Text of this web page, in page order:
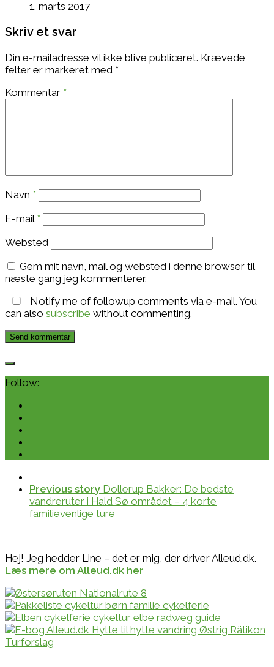
1. marts 2017
Skriv et svar
Din e-mailadresse vil ikke blive publiceret. Krævede
felter er markeret med *
Kommentar *
Navn *
E-mail *
Websted
Gem mit navn, mail og websted i denne browser til
næste gang jeg kommenterer.
Notify me of followup comments via e-mail. You
can also subscribe without commenting.
Follow:
Previous story Dollerup Bakker: De bedste
vandreruter i Hald Sø området – 4 korte
familievenlige ture
Hej! Jeg hedder Line – det er mig, der driver Alleud.dk.
Læs mere om Alleud.dk her